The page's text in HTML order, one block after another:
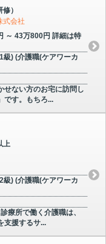
）
式会社
～ 43万800円 詳細は特
級) (介護職(ケアワーカ
せない方のお宅に訪問し
です。もちろ...
上
級) (介護職(ケアワーカ
療所で働く介護職は、
支援するサ...